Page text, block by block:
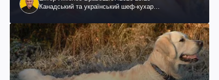
Канадський та український шеф-кухар